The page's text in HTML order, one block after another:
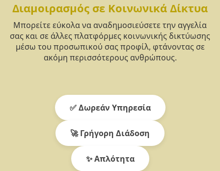
Διαμοιρασμός σε Κοινωνικά Δίκτυα
Μπορείτε εύκολα να αναδημοσιεύσετε την αγγελία
σας και σε άλλες πλατφόρμες κοινωνικής δικτύωσης
μέσω του προσωπικού σας προφίλ, φτάνοντας σε
ακόμη περισσότερους ανθρώπους.
✅ Δωρεάν Υπηρεσία
🚀 Γρήγορη Διάδοση
✨ Απλότητα